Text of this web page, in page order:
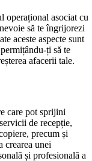
operațional asociat cu
să te îngrijorezi
aceste aspecte sunt
ți să te
afacerii tale.
care pot sprijini
de recepție,
precum și
crearea unei
și profesională a